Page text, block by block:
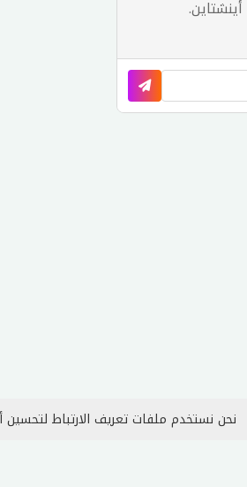
نحن نستخدم ملفات تعريف الارتباط لتحسين